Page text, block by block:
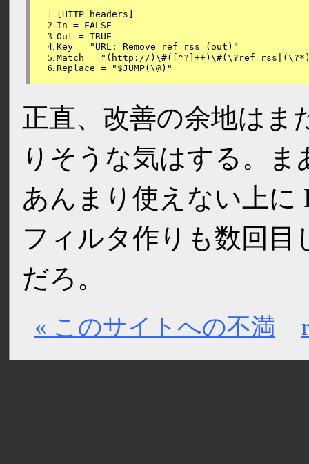
[HTTP headers]
In = FALSE
Out = TRUE
Key = "URL: Remove ref=rss (out)"
Match = "(http://
Replace = "$JUMP(\@)"
正直、改善の余地はま
りそうな気はする。ま
あんまり使えない上に
フィルタ作りも数回目
だろ。
« このサイトへの不満